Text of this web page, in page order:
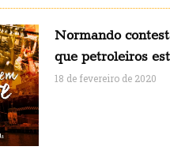
Normando
que petroleiros
18 de fevereiro de 2020